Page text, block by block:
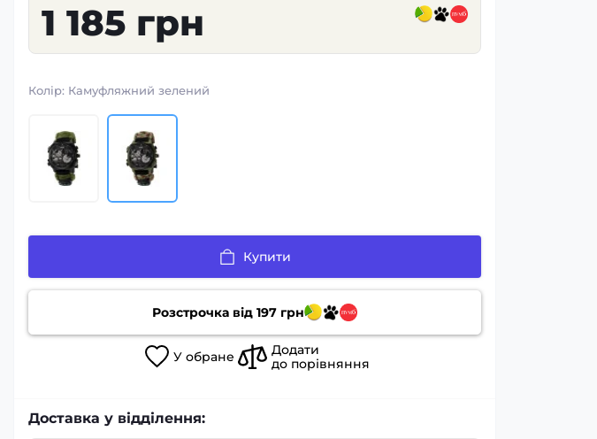
1 185 грн
Колір: Камуфляжний зелений
Купити
Розстрочка від 197 грн
У обране
Додати
до порівняння
Доставка у відділення: